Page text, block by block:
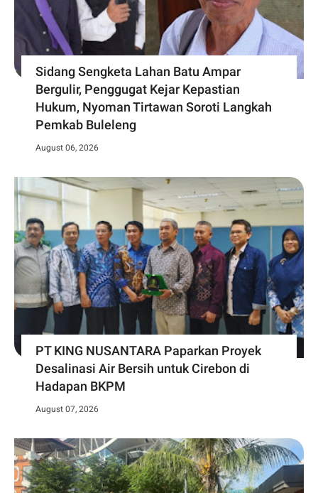
Sidang Sengketa Lahan Batu Ampar
Bergulir, Penggugat Kejar Kepastian
Hukum, Nyoman Tirtawan Soroti Langkah
Pemkab Buleleng
August 06, 2026
PT KING NUSANTARA Paparkan Proyek
Desalinasi Air Bersih untuk Cirebon di
Hadapan BKPM
August 07, 2026